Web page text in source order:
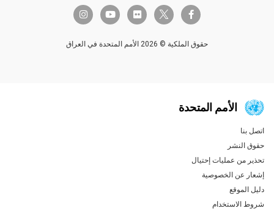
facebook-f
twitter-x
flickr
youtube
instagram
حقوق الملكية © 2026 الأمم المتحدة في العراق
الأمم المتحدة
Global U.N. menu
اتصل بنا
حقوق النشر
تحذير من عمليات إحتيال
إشعار عن الخصوصية
دليل الموقع
شروط الاستخدام